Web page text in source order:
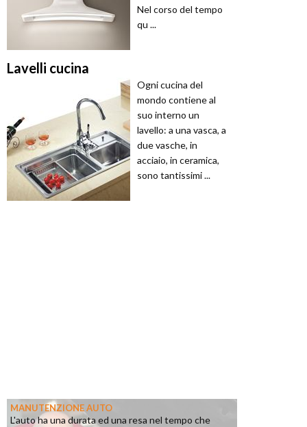
Nel corso del tempo
qu ...
Lavelli cucina
Ogni cucina del
mondo contiene al
suo interno un
lavello: a una vasca, a
due vasche, in
acciaio, in ceramica,
sono tantissimi ...
MANUTENZIONE AUTO
L'auto ha una durata ed una resa nel tempo che